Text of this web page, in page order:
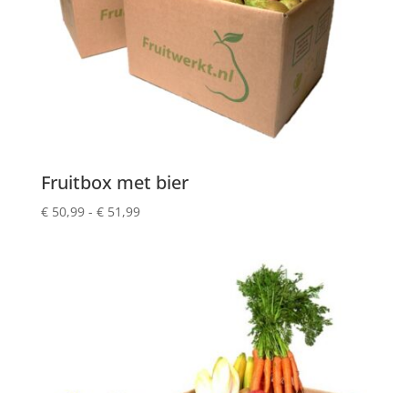
Fruitbox met bier
€50,99 - €51,99Prijsklasse: